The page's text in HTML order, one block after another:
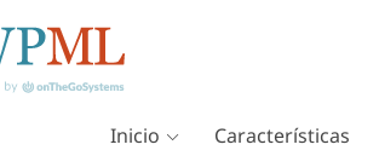
Inicio Características